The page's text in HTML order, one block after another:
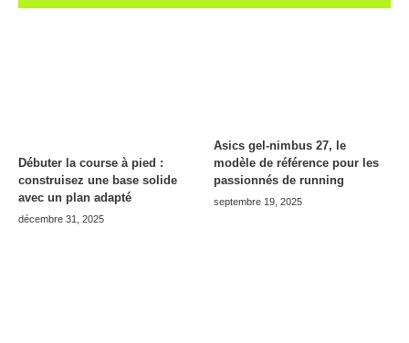
Débuter la course à pied :
construisez une base solide
avec un plan adapté
décembre 31, 2025
Asics gel-nimbus 27, le
modèle de référence pour les
passionnés de running
septembre 19, 2025